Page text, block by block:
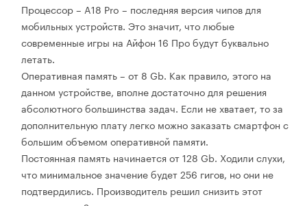
Процессор – A18 Pro – последняя версия чипов для
мобильных устройств. Это значит, что любые
современные игры на Айфон 16 Про будут буквально
летать.
Оперативная память – от 8 Gb. Как правило, этого на
данном устройстве, вполне достаточно для решения
абсолютного большинства задач. Если не хватает, то за
дополнительную плату легко можно заказать смартфон с
большим объемом оперативной памяти.
Постоянная память начинается от 128 Gb. Ходили слухи,
что минимальное значение будет 256 гигов, но они не
подтвердились. Производитель решил снизить этот